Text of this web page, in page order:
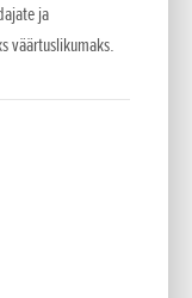
ja
väärtuslikumaks.
kogub lõigatud
lisab mullale,